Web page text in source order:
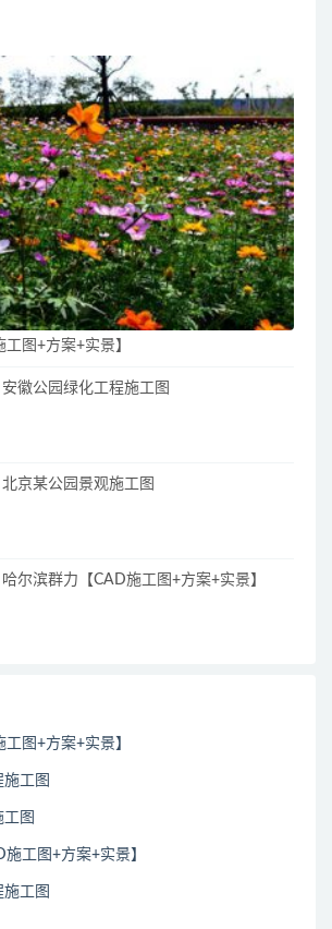
图+方案+实景】
安徽公园绿化工程施工图
北京某公园景观施工图
哈尔滨群力【CAD施工图+方案+实景】
图+方案+实景】
工图
图
工图+方案+实景】
工图